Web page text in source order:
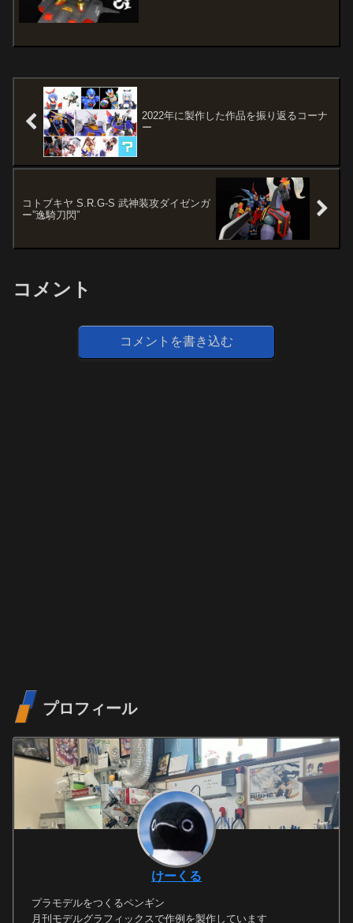
2022年に製作した作品を振り返るコーナ
ー
コトブキヤ S.R.G-S 武神装攻ダイゼンガ
ー”逸騎刀閃”
コメント
コメントを書き込む
プロフィール
けーくる
プラモデルをつくるペンギン
月刊モデルグラフィックスで作例を製作しています